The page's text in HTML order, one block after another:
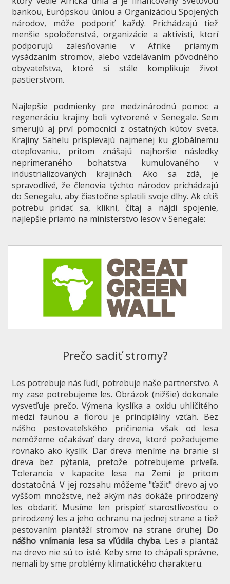
bankou, Európskou úniou a Organizáciou Spojených
národov, môže podporiť každý. Prichádzajú tiež
menšie spoločenstvá, organizácie a aktivisti, ktorí
podporujú zalesňovanie v Afrike priamym
vysádzaním stromov, alebo vzdelávaním pôvodného
obyvateľstva, ktoré si stále komplikuje život
pastierstvom.
Najlepšie podmienky pre medzinárodnú pomoc a
regeneráciu krajiny boli vytvorené v Senegale. Sem
smerujú aj prví pomocníci z ostatných kútov sveta.
Krajiny Sahelu prispievajú najmenej ku globálnemu
otepľovaniu, pritom znášajú najhoršie následky
neprimeraného bohatstva kumulovaného v
industrializovaných krajinách. Ako sa zdá, je
spravodlivé, že členovia týchto národov prichádzajú
do Senegalu, aby čiastočne splatili svoje dlhy. Ak cítiš
potrebu pridať sa, klikni, čítaj a nájdi spojenie,
najlepšie priamo na ministerstvo lesov v Senegale:
Prečo sadiť stromy?
Les potrebuje nás ľudí, potrebuje naše partnerstvo. A
my zase potrebujeme les. Obrázok (nižšie) dokonale
vysvetľuje prečo. Výmena kyslíka a oxidu uhličitého
medzi faunou a florou je principiálny vzťah. Bez
nášho pestovateľského pričinenia však od lesa
nemôžeme očakávať dary dreva, ktoré požadujeme
rovnako ako kyslík. Dar dreva meníme na branie si
dreva bez pýtania, pretože potrebujeme priveľa.
Tolerancia v kapacite lesa na Zemi je pritom
dostatočná. V jej rozsahu môžeme "ťažiť" drevo aj vo
vyššom množstve, než akým nás dokáže prirodzený
les obdariť. Musíme len prispieť starostlivosťou o
prirodzený les a jeho ochranu na jednej strane a tiež
pestovaním plantáží stromov na strane druhej. Do
nášho vnímania lesa sa vľúdila chyba. Les a plantáž
na drevo nie sú to isté. Keby sme to chápali správne,
nemali by sme problémy klimatického charakteru.